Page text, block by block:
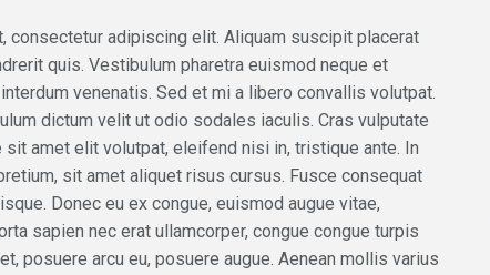
consectetur adipiscing elit. Aliquam suscipit placerat
quis. Vestibulum pharetra euismod neque et
venenatis. Sed et mi a libero convallis volutpat.
dictum velit ut odio sodales iaculis. Cras vulputate
amet elit volutpat, eleifend nisi in, tristique ante. In
sit amet aliquet risus cursus. Fusce consequat
Donec eu ex congue, euismod augue vitae,
sapien nec erat ullamcorper, congue congue turpis
posuere arcu eu, posuere augue. Aenean mollis varius